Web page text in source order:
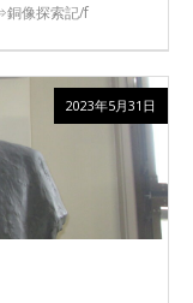
銅像探索記/f
2023年5月31日